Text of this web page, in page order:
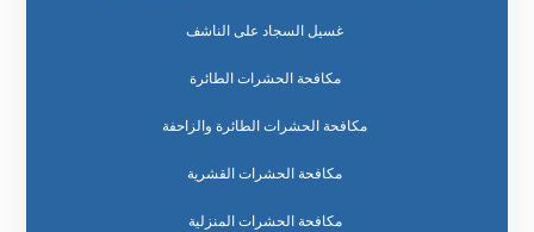
غسيل السجاد على الناشف
مكافحة الحشرات الطائرة
مكافحة الحشرات الطائرة والزاحفة
مكافحة الحشرات القشرية
مكافحة الحشرات المنزلية